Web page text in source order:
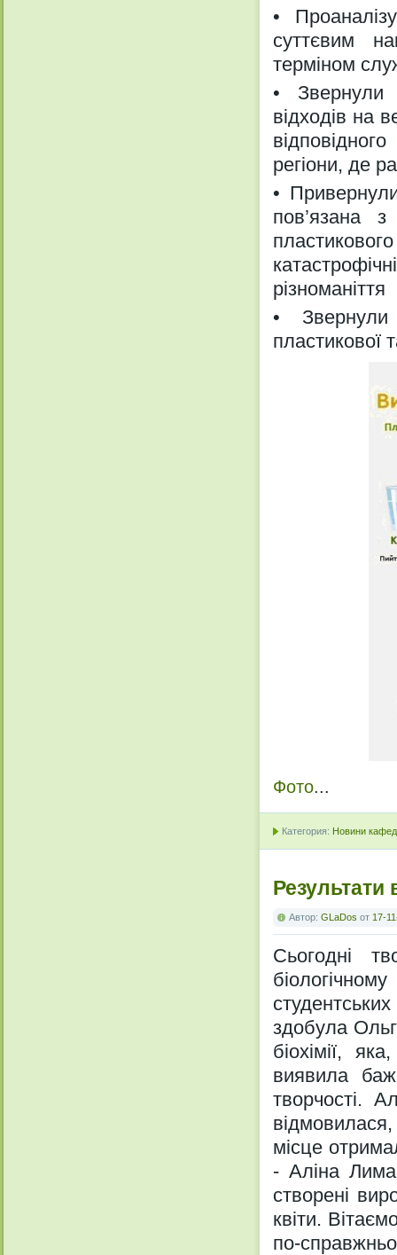
•
суттєвим
терміном
• Звернули
відходів на
регіони, де
•
пов’язана
різноманіття
•
пластикової
Фото...
Категория: Новини
Результати
Автор: GLaDos от 17-
Сьогодні
здобула
біохімії,
виявила
творчості.
місце
- Аліна
створені
квіти.
по-